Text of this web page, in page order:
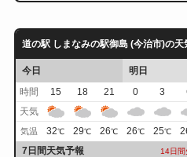
道の駅 しまなみの駅御島 (今治市)の天
今日
明日
時間
15 18 21 0 3
天気
気温 32℃ 29℃ 26℃ 26℃ 25℃
7日間天気予報 14日間